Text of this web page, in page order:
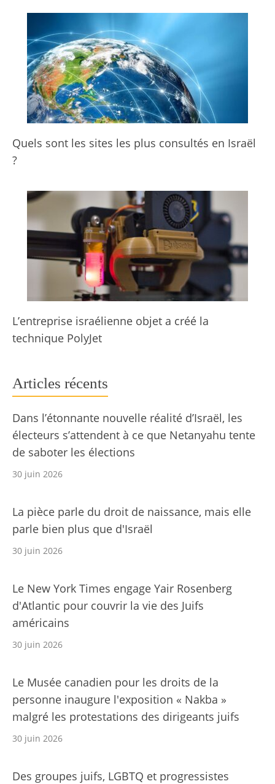
Quels sont les sites les plus consultés en Israël
?
L’entreprise israélienne objet a créé la
technique PolyJet
Articles récents
Dans l’étonnante nouvelle réalité d’Israël, les
électeurs s’attendent à ce que Netanyahu tente
de saboter les élections
30 juin 2026
La pièce parle du droit de naissance, mais elle
parle bien plus que d'Israël
30 juin 2026
Le New York Times engage Yair Rosenberg
d'Atlantic pour couvrir la vie des Juifs
américains
30 juin 2026
Le Musée canadien pour les droits de la
personne inaugure l'exposition « Nakba »
malgré les protestations des dirigeants juifs
30 juin 2026
Des groupes juifs, LGBTQ et progressistes